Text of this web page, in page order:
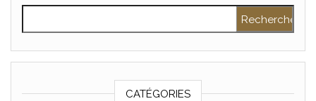
CATÉGORIES